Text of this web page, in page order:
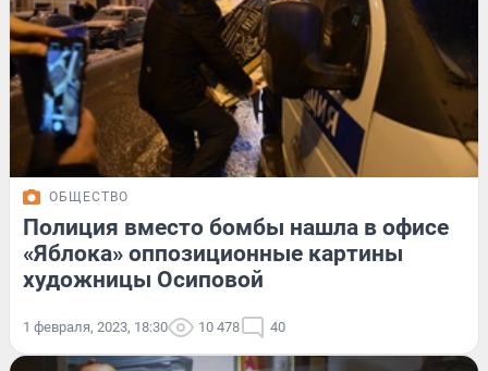
ОБЩЕСТВО
Полиция вместо бомбы нашла в офисе
«Яблока» оппозиционные картины
художницы Осиповой
1 февраля, 2023, 18:30 10 478 40